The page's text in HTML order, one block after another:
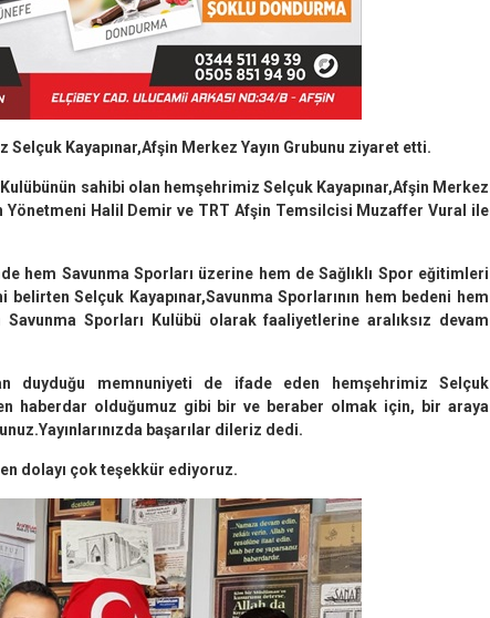
Kayapınar,Afşin Merkez Yayın Grubunu ziyaret etti.
sahibi olan hemşehrimiz Selçuk Kayapınar,Afşin Merkez
Yönetmeni Halil Demir ve TRT Afşin Temsilcisi Muzaffer Vural ile
hem Savunma Sporları üzerine hem de Sağlıklı Spor eğitimleri
Selçuk Kayapınar,Savunma Sporlarının hem bedeni hem
Savunma Sporları Kulübü olarak faaliyetlerine aralıksız devam
duyduğu memnuniyeti de ifade eden hemşehrimiz Selçuk
haberdar olduğumuz gibi bir ve beraber olmak için, bir araya
başarılar dileriz dedi.
dolayı çok teşekkür ediyoruz.